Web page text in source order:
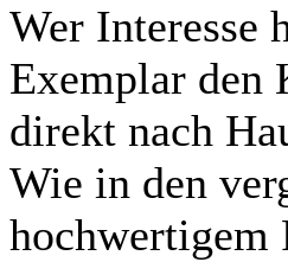
Wer Interesse
Exemplar den
direkt nach
Wie in den
hochwertigem